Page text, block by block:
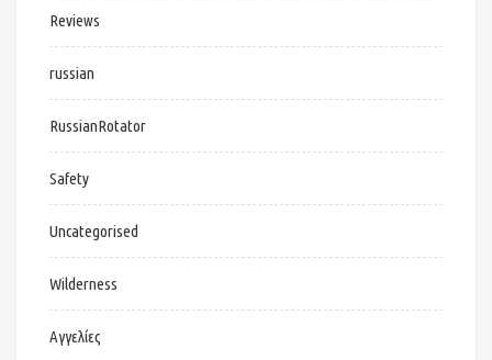
Reviews
russian
RussianRotator
Safety
Uncategorised
Wilderness
Αγγελίες